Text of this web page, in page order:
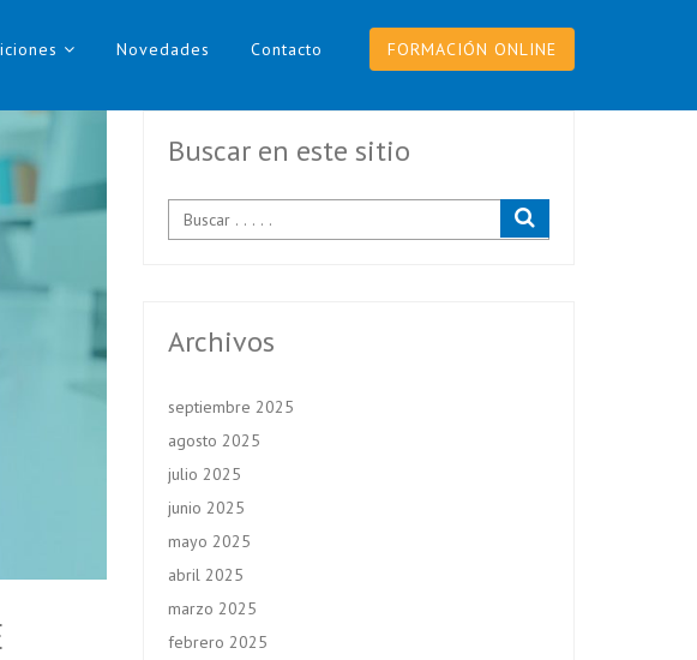
Novedades Contacto FORMACIÓN ONLINE
Buscar en este sitio
Archivos
septiembre 2025
agosto 2025
julio 2025
junio 2025
mayo 2025
abril 2025
marzo 2025
febrero 2025